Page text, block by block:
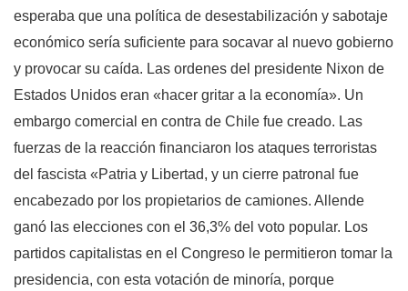
esperaba que una política de desestabilización y sabotaje
económico sería suficiente para socavar al nuevo gobierno
y provocar su caída. Las ordenes del presidente Nixon de
Estados Unidos eran «hacer gritar a la economía». Un
embargo comercial en contra de Chile fue creado. Las
fuerzas de la reacción financiaron los ataques terroristas
del fascista «Patria y Libertad, y un cierre patronal fue
encabezado por los propietarios de camiones. Allende
ganó las elecciones con el 36,3% del voto popular. Los
partidos capitalistas en el Congreso le permitieron tomar la
presidencia, con esta votación de minoría, porque